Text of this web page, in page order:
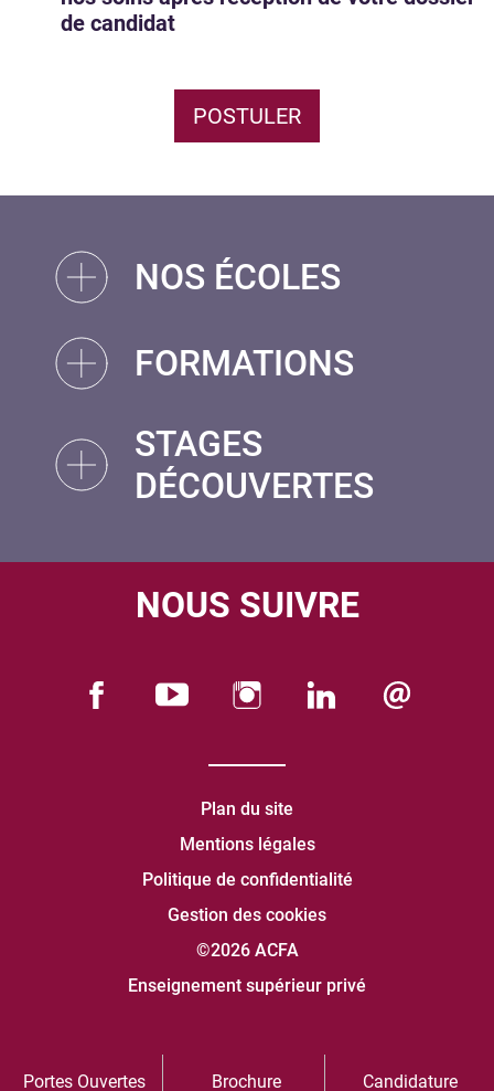
de candidat
POSTULER
NOS ÉCOLES
FORMATIONS
STAGES
DÉCOUVERTES
NOUS SUIVRE
Plan du site
Mentions légales
Politique de confidentialité
Gestion des cookies
©2026 ACFA
Enseignement supérieur privé
Portes Ouvertes Brochure Candidature